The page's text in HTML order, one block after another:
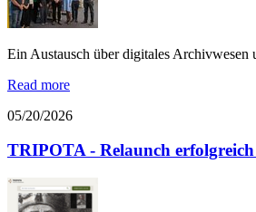
Ein Austausch über digitales Archivwesen
Read more
05/20/2026
TRIPOTA - Relaunch erfolgreich